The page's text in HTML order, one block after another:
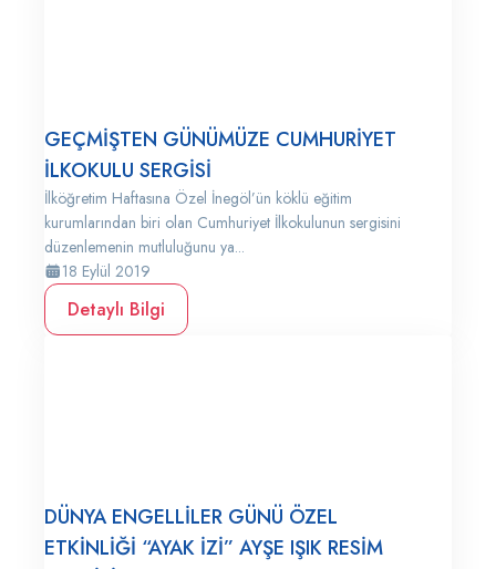
GEÇMİŞTEN GÜNÜMÜZE CUMHURİYET
İLKOKULU SERGİSİ
İlköğretim Haftasına Özel İnegöl’ün köklü eğitim
kurumlarından biri olan Cumhuriyet İlkokulunun sergisini
düzenlemenin mutluluğunu ya...
18 Eylül 2019
Detaylı Bilgi
DÜNYA ENGELLİLER GÜNÜ ÖZEL
ETKİNLİĞİ “AYAK İZİ” AYŞE IŞIK RESİM